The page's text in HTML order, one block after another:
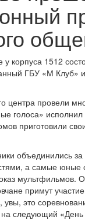
корпуса 1512
ГБУ «М Клуб»
центра провели
голоса»
приготовили
объединились
а самые юные
мультфильмов.
примут
увы, это
следующий «День